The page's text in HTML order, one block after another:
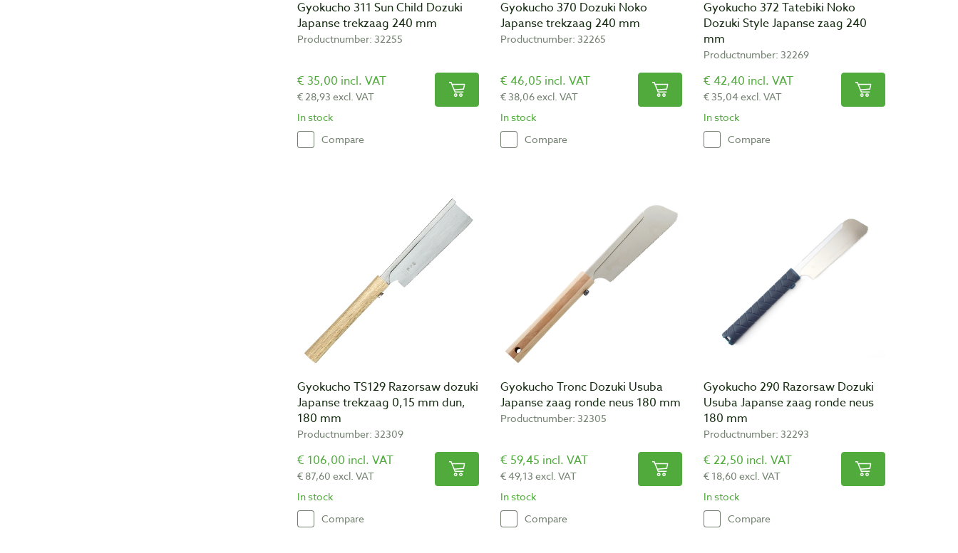
Gyokucho 311 Sun Child Dozuki
Japanse trekzaag 240 mm
Productnumber: 32255
€ 35,00 incl. VAT
€ 28,93 excl. VAT
In stock
Compare
Gyokucho 370 Dozuki Noko
Japanse trekzaag 240 mm
Productnumber: 32265
€ 46,05 incl. VAT
€ 38,06 excl. VAT
In stock
Compare
Gyokucho 372 Tatebiki Noko
Dozuki Style Japanse zaag 240
mm
Productnumber: 32269
€ 42,40 incl. VAT
€ 35,04 excl. VAT
In stock
Compare
Gyokucho TS129 Razorsaw dozuki
Japanse trekzaag 0,15 mm dun,
180 mm
Productnumber: 32309
€ 106,00 incl. VAT
€ 87,60 excl. VAT
In stock
Compare
Gyokucho Tronc Dozuki Usuba
Japanse zaag ronde neus 180 mm
Productnumber: 32305
€ 59,45 incl. VAT
€ 49,13 excl. VAT
In stock
Compare
Gyokucho 290 Razorsaw Dozuki
Usuba Japanse zaag ronde neus
180 mm
Productnumber: 32293
€ 22,50 incl. VAT
€ 18,60 excl. VAT
In stock
Compare